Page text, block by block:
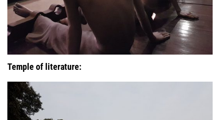
Temple of literature: